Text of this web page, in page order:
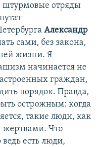
штурмовые отряды
Александр
сами, без закона,
жизни. Я
начинается не
граждан,
порядок. Правда,
острожным: когда
такие люди, как
жертвами. Что
есть люди,